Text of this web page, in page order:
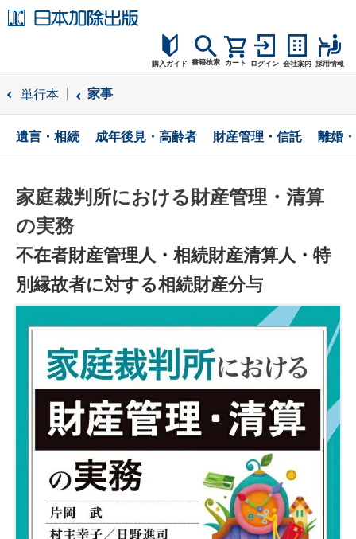
購入ガイド
購入ガイド
読者サポート
書籍検索 カート ログイン 会社案内 採用情報
単行本 家事
遺言・相続 成年後見・高齢者 財産管理・信託 離婚
家庭裁判所における財産管理・清算
の実務
不在者財産管理人・相続財産清算人・特
別縁故者に対する相続財産分与